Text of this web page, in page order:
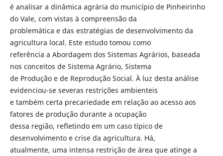
é analisar a dinâmica agrária do município de Pinheirinho
do Vale, com vistas à compreensão da
problemática e das estratégias de desenvolvimento da
agricultura local. Este estudo tomou como
referência a Abordagem dos Sistemas Agrários, baseada
nos conceitos de Sistema Agrário, Sistema
de Produção e de Reprodução Social. À luz desta análise
evidenciou-se severas restrições ambienteis
e também certa precariedade em relação ao acesso aos
fatores de produção durante a ocupação
dessa região, refletindo em um caso típico de
desenvolvimento e crise da agricultura. Há,
atualmente, uma intensa restrição de área que atinge a